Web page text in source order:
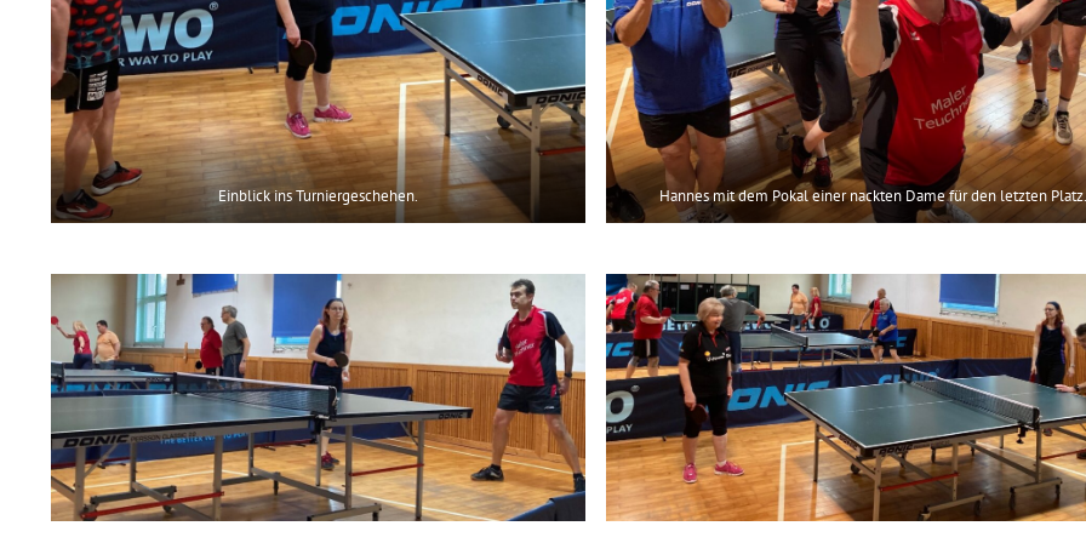
Einblick ins Turniergeschehen. Hannes mit dem Pokal einer nackten Dame für den letzten Platz.